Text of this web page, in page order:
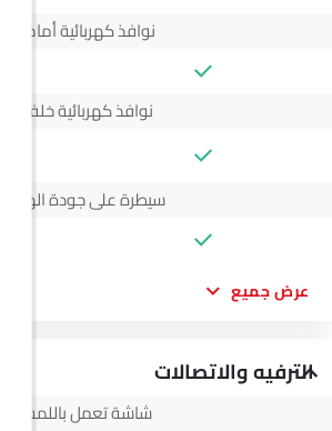
نوافذ كهربائية أمامية
نوافذ كهربائية خلفية
سيطرة على جودة الهواء
عرض جميع
الترفيه والاتصالات
شاشة تعمل باللمس